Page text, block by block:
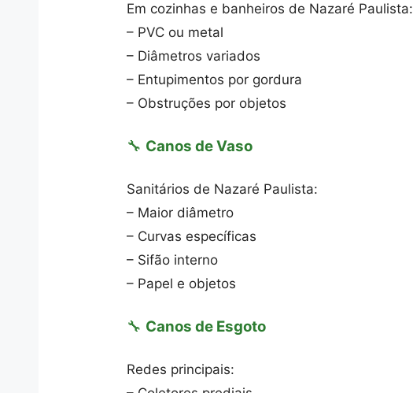
Em cozinhas e banheiros de Nazaré Paulista:
– PVC ou metal
– Diâmetros variados
– Entupimentos por gordura
– Obstruções por objetos
🔧 Canos de Vaso
Sanitários de Nazaré Paulista:
– Maior diâmetro
– Curvas específicas
– Sifão interno
– Papel e objetos
🔧 Canos de Esgoto
Redes principais: